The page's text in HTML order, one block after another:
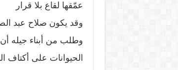
عمّقها لقاع بلا قرار
وقد يكون صلاح عبد
وطلب من أبناء جيله
الحيوانات على أكتاف